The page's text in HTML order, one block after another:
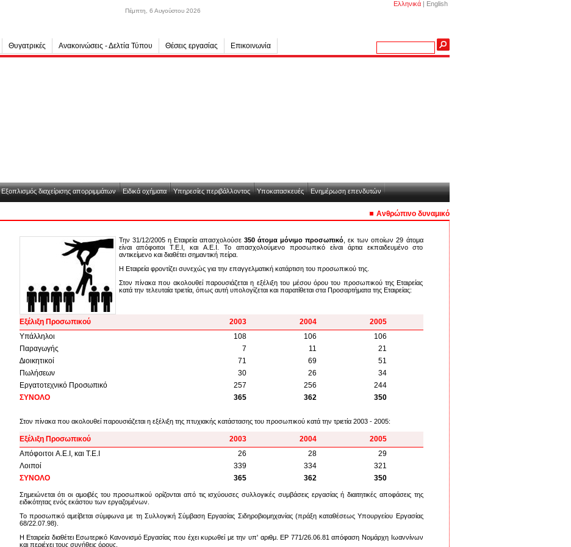
Πέμπτη, 6 Αυγούστου 2026
Θυγατρικές Ανακοινώσεις - Δελτία Τύπου Θέσεις εργασίας Επικοινωνία
Ελληνικά | English
Εξοπλισμός διαχείρισης απορριμμάτων Ειδικά οχήματα Υπηρεσίες περιβάλλοντος Υποκατασκευές Ενημέρωση επενδυτών
Ανθρώπινο δυναμικό
Την 31/12/2005 η Εταιρεία απασχολούσε 350 άτομα μόνιμο προσωπικό , εκ των οποίων 29 άτομα
είναι απόφοιτοι T.E.I, και A.E.I. To απασχολούμενο προσωπικό είναι άρτια εκπαιδευμένο στο
αντικείμενο και διαθέτει σημαντική πείρα.
Η Εταιρεία φροντίζει συνεχώς για την επαγγελματική κατάρτιση του προσωπικού της.
Στον πίνακα που ακολουθεί παρουσιάζεται η εξέλιξη του μέσου όρου του προσωπικού της Εταιρείας
κατά την τελευταία τριετία, όπως αυτή υπολογίζεται και παρατίθεται στα Προσαρτήματα της Εταιρείας:
Εξέλιξη Προσωπικού 2003 2004
2005
Υπάλληλοι
108 106
106
Παραγωγής
7 11
21
∆ιοικητικοί
71 69
51
Πωλήσεων
30 26
34
Εργατοτεχνικό Προσωπικό
257 256
244
ΣΥΝΟΛΟ
365 362 350
Στον πίνακα που ακολουθεί παρουσιάζεται η εξέλιξη της πτυχιακής κατάστασης του προσωπικού κατά την τριετία 2003 - 2005:
Εξέλιξη Προσωπικού 2003 2004
2005
Απόφοιτοι A.E.I, και T.E.I
26 28
29
Λοιποί
339 334
321
ΣΥΝΟΛΟ
365 362 350
Σημειώνεται ότι οι αμοιβές του προσωπικού ορίζονται από τις ισχύουσες συλλογικές συμβάσεις εργασίας ή διαιτητικές αποφάσεις της
ειδικότητας ενός εκάστου των εργαζομένων.
Το προσωπικό αμείβεται σύμφωνα με τη Συλλογική Σύμβαση Εργασίας Σιδηροβιομηχανίας (πράξη καταθέσεως Υπουργείου Εργασίας
68/22.07.98).
Η Εταιρεία διαθέτει Εσωτερικό Κανονισμό Εργασίας που έχει κυρωθεί με την υπ' αριθμ. ΕΡ 771/26.06.81 απόφαση Νομάρχη Ιωαννίνων
και περιέχει τους συνήθεις όρους.